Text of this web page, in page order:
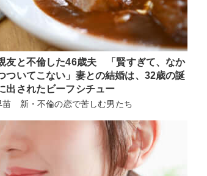
友と不倫した46歳夫 「賢すぎて、なか
ついてこない」妻との結婚は、32歳の誕
出されたビーフシチュー
苗 新・不倫の恋で苦しむ男たち